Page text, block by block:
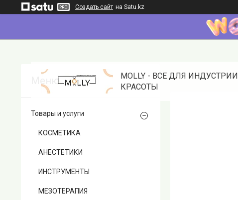
Создать сайт на Satu.kz
MOLLY - ВСЕ ДЛЯ ИНДУСТРИИ
КРАСОТЫ
Товары и услуги
КОСМЕТИКА
АНЕСТЕТИКИ
ИНСТРУМЕНТЫ
МЕЗОТЕРАПИЯ